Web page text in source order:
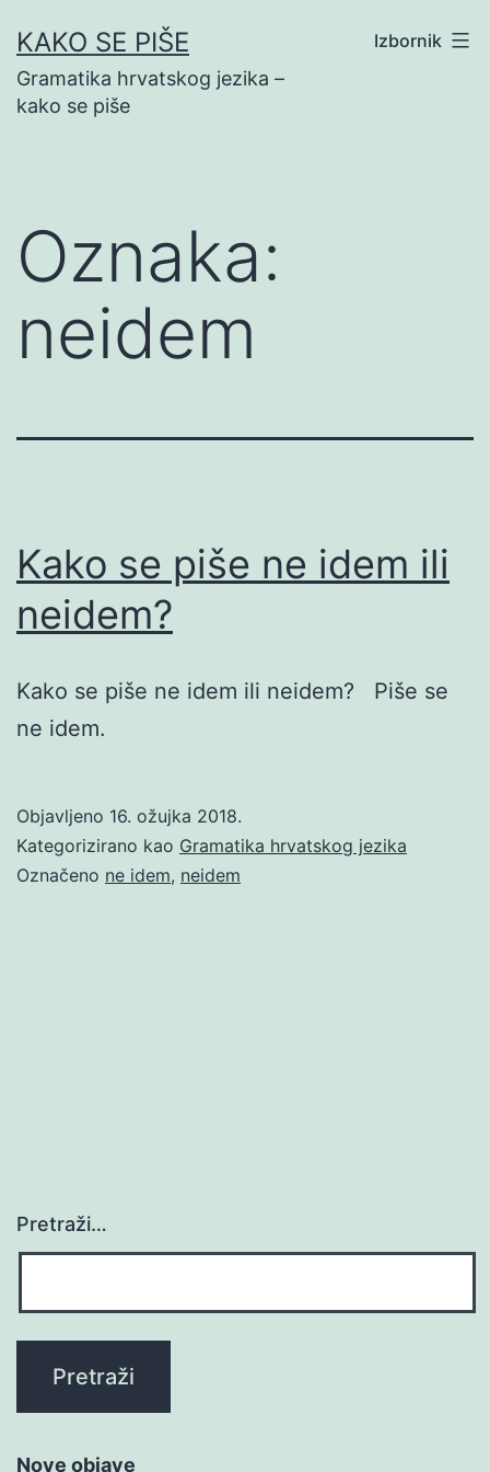
na
sadržaj
KAKO SE PIŠE
Gramatika hrvatskog jezika –
kako se piše
Izbornik
Oznaka:
neidem
Kako se piše ne idem ili
neidem?
Kako se piše ne idem ili neidem? Piše se
ne idem.
Objavljeno 16. ožujka 2018.
Kategorizirano kao Gramatika hrvatskog jezika
Označeno ne idem, neidem
Pretraži…
Nove objave